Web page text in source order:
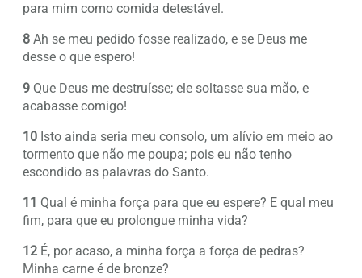
para mim como comida detestável.
8 Ah se meu pedido fosse realizado, e se Deus me
desse o que espero!
9 Que Deus me destruísse; ele soltasse sua mão, e
acabasse comigo!
10 Isto ainda seria meu consolo, um alívio em meio ao
tormento que não me poupa; pois eu não tenho
escondido as palavras do Santo.
11 Qual é minha força para que eu espere? E qual meu
fim, para que eu prolongue minha vida?
12 É, por acaso, a minha força a força de pedras?
Minha carne é de bronze?